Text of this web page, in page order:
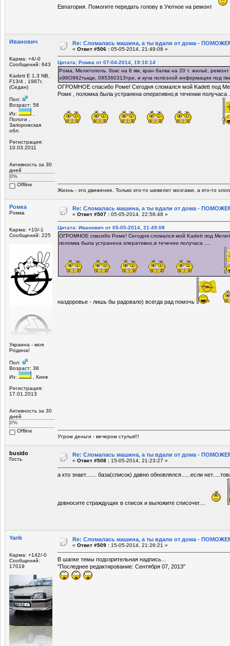
Евпатория. Помогите передать голову в Уютное на ремонт
Иванович
Карма: +4/-0
Сообщений: 643
Kadett E 1.3 NB,
F13/4 , 1987г.
(Седан)
Пол:
Возраст: 58
Из:
Пологи ,
Запорожская
обл.
Регистрация:
10.03.2011
Активность за 30
дней
0%
Offline
Re: Сломалась машина, а ты вдали от дома -
« Ответ #506 : 05-05-2014, 21:49:08 »
Цитата: Ромка от 07-04-2014, 19:10:14
Рома, Мелитополь. бокс на 8 ям, кран балка на 20 т. жильё,
о98О962тыщи, 095360313три, и куча полезной информации под
ОГРОМНОЕ спасибо Роме! Сегодня сломался мой Kadett под
Роме , поломка была устранена оперативно,в течении получаса
Жизнь - это движение. Только кто-то шевелит мозгами, а кто-то
Ромка
Ромка
Карма: +10/-1
Сообщений: 225
Украина - моя
Родина!
Пол:
Возраст: 38
Из:
, Киев
Регистрация:
17.01.2013
Активность за 30
дней
0%
Offline
Re: Сломалась машина, а ты вдали от дома -
« Ответ #507 : 05-05-2014, 22:58:48 »
Цитата: Иванович от 05-05-2014, 21:49:08
ОГРОМНОЕ спасибо Роме! Сегодня сломался мой Kadett под
поломка была устранена оперативно,в течении получаса ....
наздоровье - лишь бы радовало) всегда рад помочь
Утром деньги - вечером стулья!!!
busido
Гость
Re: Сломалась машина, а ты вдали от дома -
« Ответ #508 : 15-05-2014, 21:23:27 »
а кто знает....... база(список) давно обновлялся......если
довносите страждущих в список и выложите списочег....
Yarik
Карма: +142/-0
Сообщений:
17019
Re: Сломалась машина, а ты вдали от дома -
« Ответ #509 : 15-05-2014, 21:26:21 »
В шапке темы подозрительная надпись...
"Последнее редактирование: Сентября 07, 2013"